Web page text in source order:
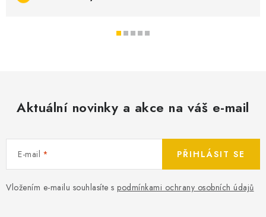
Aktuální novinky a akce na váš e-mail
E-mail
Vložením e-mailu souhlasíte s podmínkami ochrany osobních údajů
PŘIHLÁSIT SE